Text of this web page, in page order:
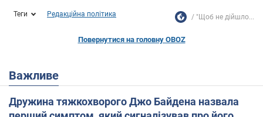
Теги Редакційна політика "Щоб не дійшло...
Повернутися на головну OBOZ
Важливе
Дружина тяжкохворого Джо Байдена назвала